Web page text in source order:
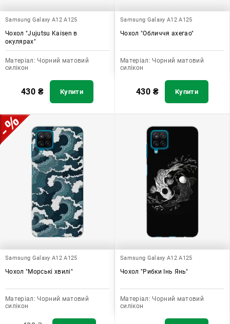
Samsung Galaxy A12 A125
Чохол "Jujutsu Kaisen в
окулярах"
Матеріал: Чорний матовий
силікон
430 ₴ Купити
Samsung Galaxy A12 A125
Чохол "Обличчя ахегао"
Матеріал: Чорний матовий
силікон
430 ₴ Купити
Samsung Galaxy A12 A125
Чохол "Морські хвилі"
Матеріал: Чорний матовий
силікон
Samsung Galaxy A12 A125
Чохол "Рибки Інь Янь"
Матеріал: Чорний матовий
силікон